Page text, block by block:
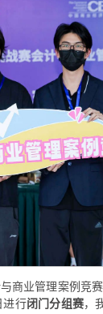
商业管理案例竞
进行闭门分组赛，